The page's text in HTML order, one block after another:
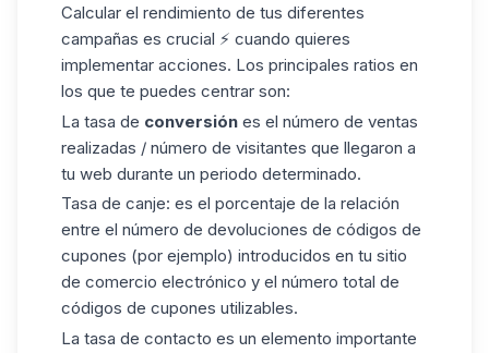
Calcular el rendimiento de tus diferentes
campañas es crucial ⚡ cuando quieres
implementar acciones. Los principales ratios en
los que te puedes centrar son:
La tasa de conversión es el número de ventas
realizadas / número de visitantes que llegaron a
tu web durante un periodo determinado.
Tasa de canje: es el porcentaje de la relación
entre el número de devoluciones de códigos de
cupones (por ejemplo) introducidos en tu sitio
de comercio electrónico y el número total de
códigos de cupones utilizables.
La tasa de contacto es un elemento importante